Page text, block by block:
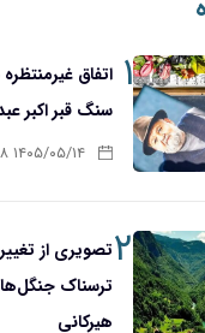
۱ اتفاق
سنگ قبر اکبر
۱۴۰۵/۰۵/۱۴ ۲۳:۱۸
۲تصویری از تغییر
ترسناک
هیرکانی